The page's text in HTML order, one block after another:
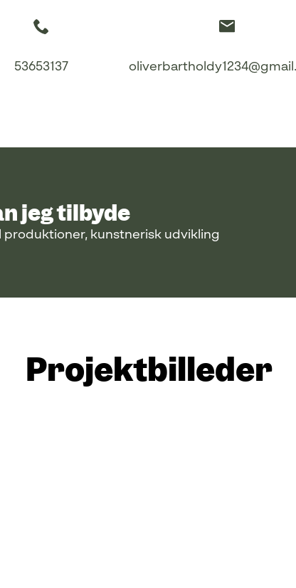
53653137
jeg tilbyde
kunstnerisk udvikling
Projektbilleder